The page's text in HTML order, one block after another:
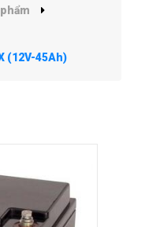
(12V-45Ah)